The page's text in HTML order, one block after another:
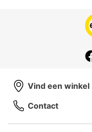
Vind een winkel
Contact